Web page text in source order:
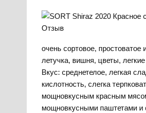
очень сортовое,
летучка, вишня, цветы,
Вкус: среднетелое, легкая
кислотность, слегка
мощновкусным красным
мощновкусными паштетами и